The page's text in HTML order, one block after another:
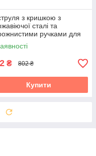
з кришкою з
сталі та
ручками для
та газу (2.5 л) Kamille
5618S
₴ 802 ₴
Купити